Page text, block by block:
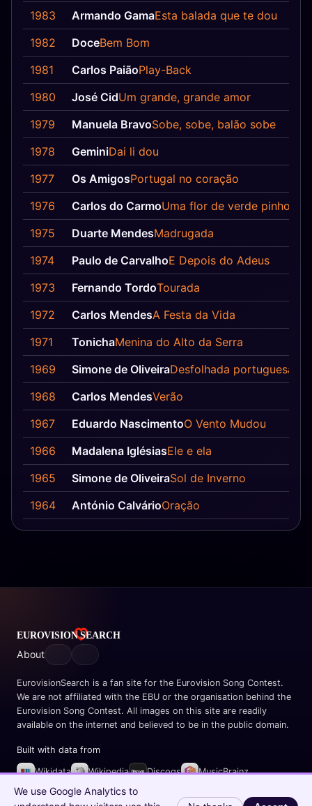
1983
Armando GamaEsta balada que te dou
1982
DoceBem Bom
1981
Carlos PaiãoPlay-Back
1980
José CidUm grande, grande amor
1979
Manuela BravoSobe, sobe, balão sobe
1978
GeminiDai li dou
1977
Os AmigosPortugal no coração
1976
Carlos do CarmoUma flor de verde pinho
1975
Duarte MendesMadrugada
1974
Paulo de CarvalhoE Depois do Adeus
1973
Fernando TordoTourada
1972
Carlos MendesA Festa da Vida
1971
TonichaMenina do Alto da Serra
1969
Simone de OliveiraDesfolhada portuguesa
1968
Carlos MendesVerão
1967
Eduardo NascimentoO Vento Mudou
1966
Madalena IglésiasEle e ela
1965
Simone de OliveiraSol de Inverno
1964
António CalvárioOração
About
EurovisionSearch is a fan site for the Eurovision Song Contest.
We are not affiliated with the EBU or the organisation behind the
Eurovision Song Contest. All images on this site are readily
available on the internet and believed to be in the public domain.
Built with data from
Wikidata Wikipedia Discogs
MusicBrainz
Spotify
We use Google Analytics to